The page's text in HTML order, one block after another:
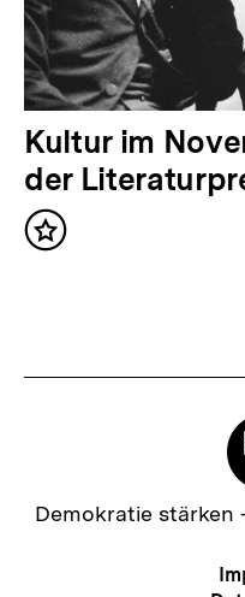
I
n
h
a
l
t
:
N
ä
c
h
h
Kultur im
der
Inhalt
Zur
Demokratie stärken